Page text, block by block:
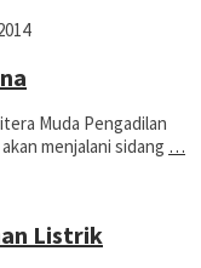
Muda Pengadilan
menjalani sidang …
Listrik